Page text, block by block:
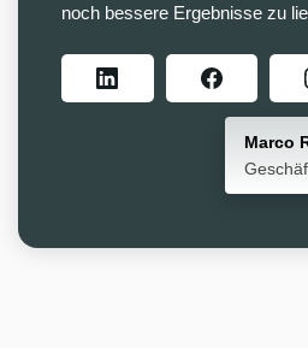
Marco
noch bessere Ergebnisse zu